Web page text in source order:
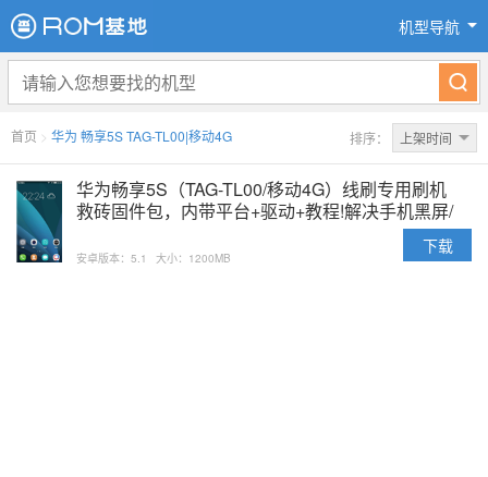
机型导航
首页 > 华为 畅享5S TAG-TL00|移动4G 排序： 上架时间
华为畅享5S（TAG-TL00/移动4G）线刷专用刷机
救砖固件包，内带平台+驱动+教程!解决手机黑屏/
安卓版本：5.1 大小：1200MB
下载